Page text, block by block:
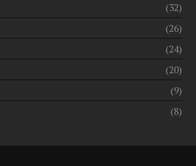
(32)
(26)
(24)
(20)
(9)
(8)